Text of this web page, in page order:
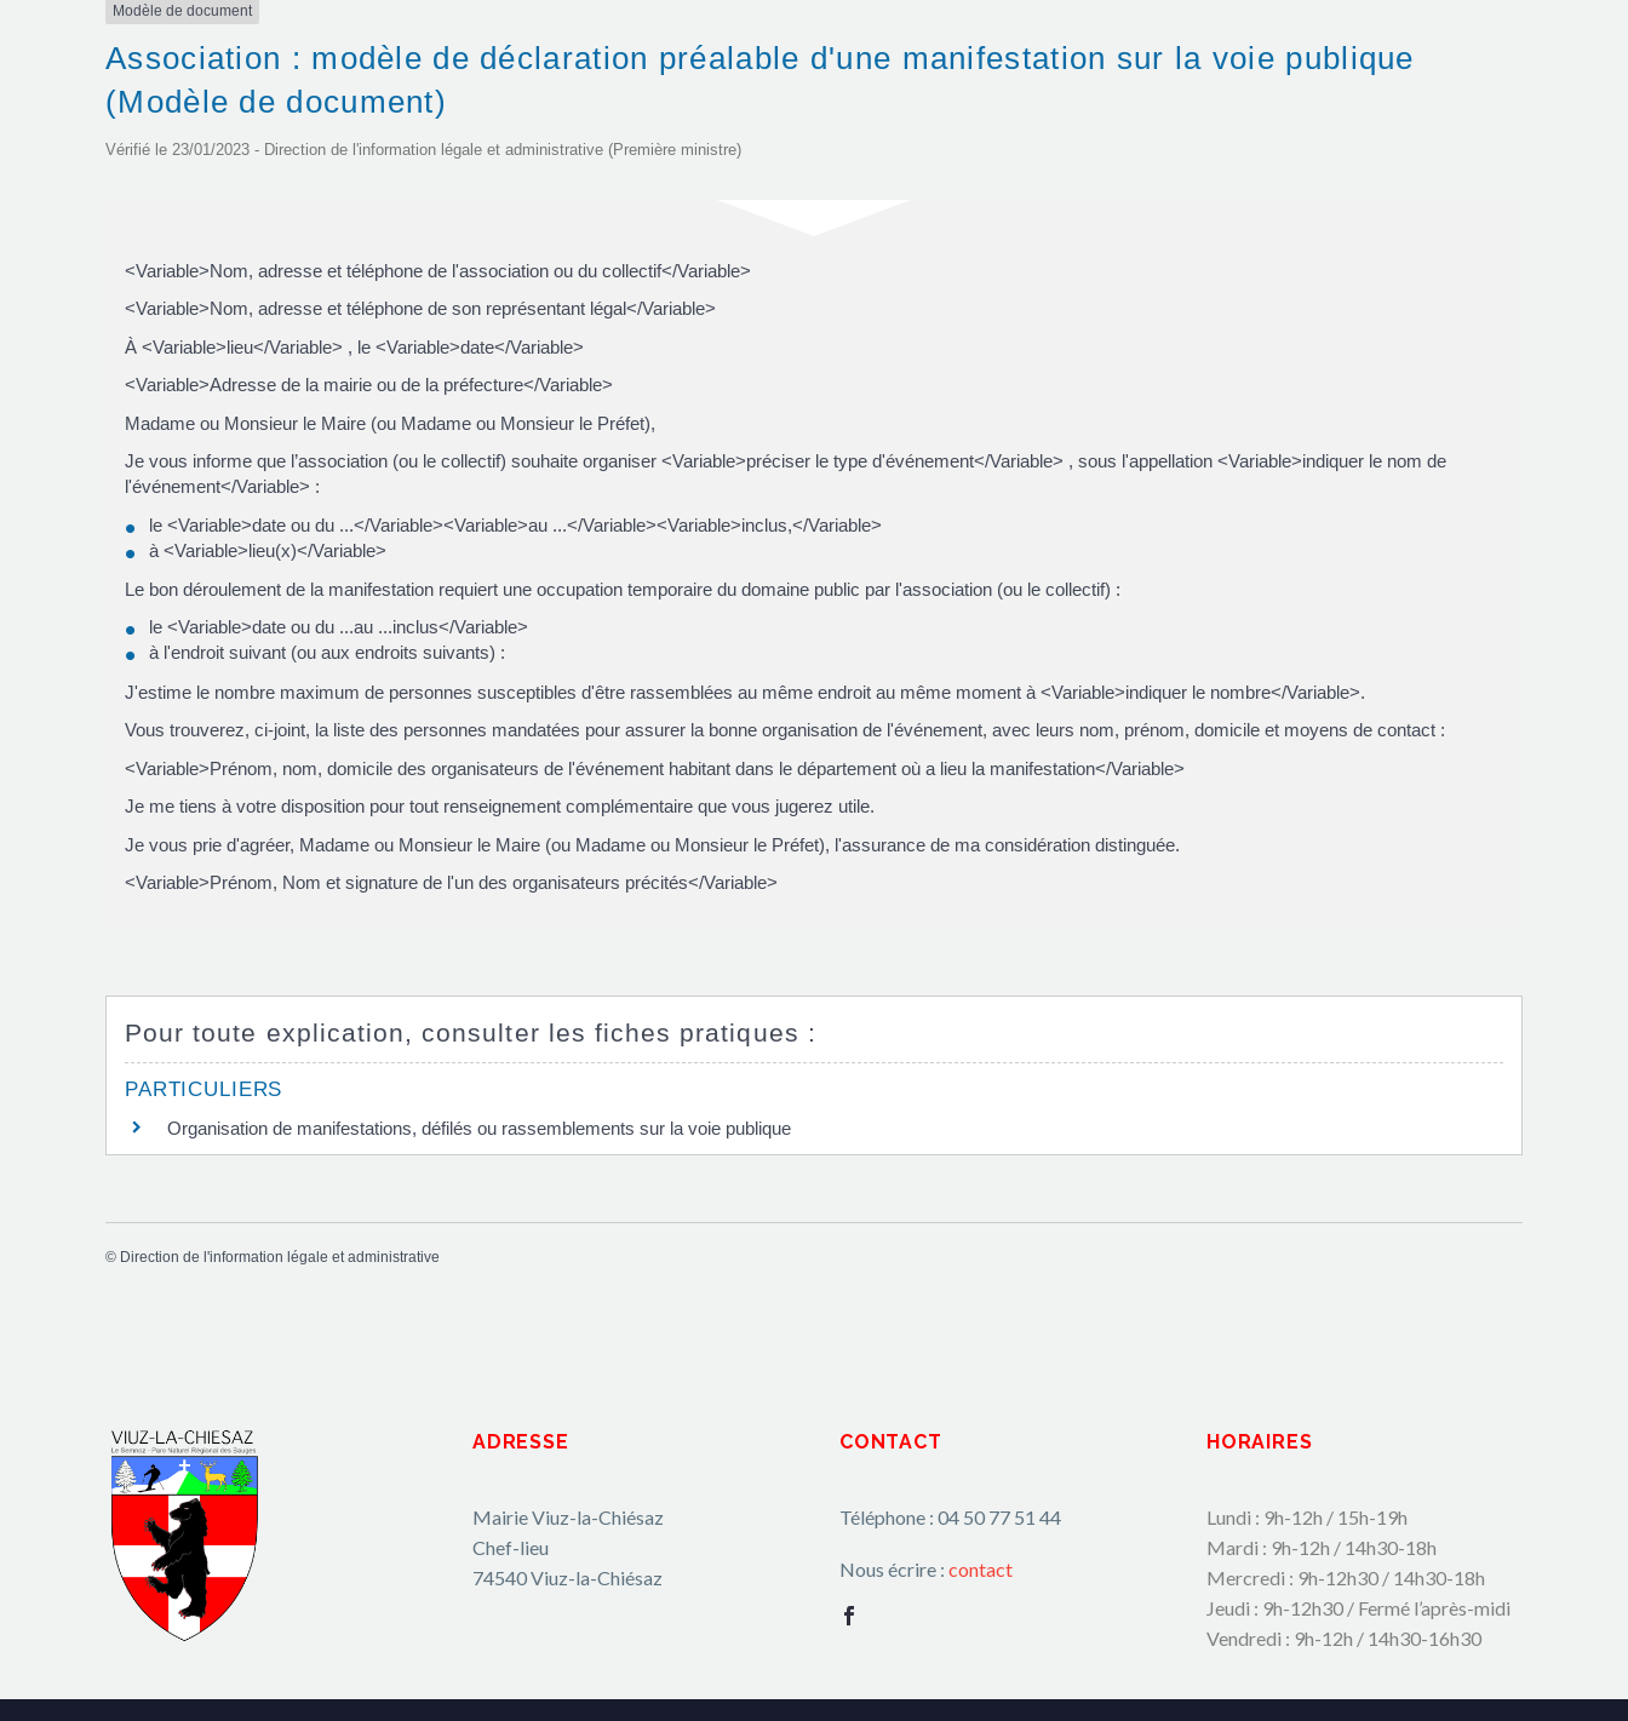
Modèle de document
Association : modèle de déclaration préalable d'une manifestation sur la voie publique
(Modèle de document)
Vérifié le 23/01/2023 - Direction de l'information légale et administrative (Première ministre)
<Variable>Nom, adresse et téléphone de l'association ou du collectif</Variable>
<Variable>Nom, adresse et téléphone de son représentant légal</Variable>
À <Variable>lieu</Variable> , le <Variable>date</Variable>
<Variable>Adresse de la mairie ou de la préfecture</Variable>
Madame ou Monsieur le Maire (ou Madame ou Monsieur le Préfet),
Je vous informe que l’association (ou le collectif) souhaite organiser <Variable>préciser le type d'événement</Variable> , sous l'appellation <Variable>indiquer le nom de
l'événement</Variable> :
le <Variable>date ou du ...</Variable><Variable>au ...</Variable><Variable>inclus,</Variable>
à <Variable>lieu(x)</Variable>
Le bon déroulement de la manifestation requiert une occupation temporaire du domaine public par l'association (ou le collectif) :
le <Variable>date ou du ...au ...inclus</Variable>
à l'endroit suivant (ou aux endroits suivants) :
J'estime le nombre maximum de personnes susceptibles d'être rassemblées au même endroit au même moment à <Variable>indiquer le nombre</Variable>.
Vous trouverez, ci-joint, la liste des personnes mandatées pour assurer la bonne organisation de l'événement, avec leurs nom, prénom, domicile et moyens de contact :
<Variable>Prénom, nom, domicile des organisateurs de l'événement habitant dans le département où a lieu la manifestation</Variable>
Je me tiens à votre disposition pour tout renseignement complémentaire que vous jugerez utile.
Je vous prie d'agréer, Madame ou Monsieur le Maire (ou Madame ou Monsieur le Préfet), l'assurance de ma considération distinguée.
<Variable>Prénom, Nom et signature de l'un des organisateurs précités</Variable>
Pour toute explication, consulter les fiches pratiques :
PARTICULIERS
Organisation de manifestations, défilés ou rassemblements sur la voie publique
© Direction de l'information légale et administrative
ADRESSE
Mairie Viuz-la-Chiésaz
Chef-lieu
74540 Viuz-la-Chiésaz
CONTACT
Téléphone : 04 50 77 51 44
Nous écrire : contact
HORAIRES
Lundi : 9h-12h / 15h-19h
Mardi : 9h-12h / 14h30-18h
Mercredi : 9h-12h30 / 14h30-18h
Jeudi : 9h-12h30 / Fermé l’après-midi
Vendredi : 9h-12h / 14h30-16h30